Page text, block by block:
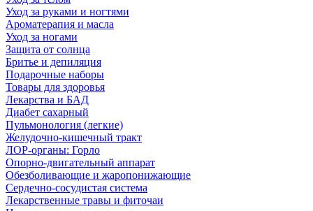
Уход за руками и ногтями
Ароматерапия и масла
Уход за ногами
Защита от солнца
Бритье и депиляция
Подарочные наборы
Товары для здоровья
Лекарства и БАД
Диабет сахарный
Пульмонология (легкие)
Желудочно-кишечный тракт
ЛОР-органы: Горло
Опорно-двигательный аппарат
Обезболивающие и жаропонижающие
Сердечно-сосудистая система
Лекарственные травы и фиточаи